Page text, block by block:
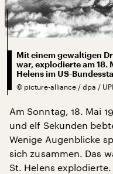
Mit einem gewaltigen
war, explodierte am 18.
Helens im US-
© picture-alliance / dpa / UPI
Am Sonntag, 18. Mai
und elf Sekunden
Wenige Augenblicke
sich zusammen. Das
St. Helens